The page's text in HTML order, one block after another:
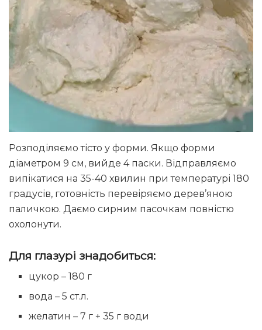
Розподіляємо тісто у форми. Якщо форми
діаметром 9 см, вийде 4 паски. Відправляємо
випікатися на 35-40 хвилин при температурі 180
градусів, готовність перевіряємо дерев’яною
паличкою. Даємо сирним пасочкам повністю
охолонути.
Для глазурі знадобиться:
цукор – 180 г
вода – 5 ст.л.
желатин – 7 г + 35 г води